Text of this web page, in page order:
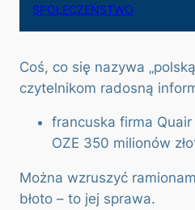
SPOŁECZEŃSTWO
Coś, co się nazywa
czytelnikom radosną
francuska firma
OZE 350 milionów
Można wzruszyć
błoto – to jej sprawa.